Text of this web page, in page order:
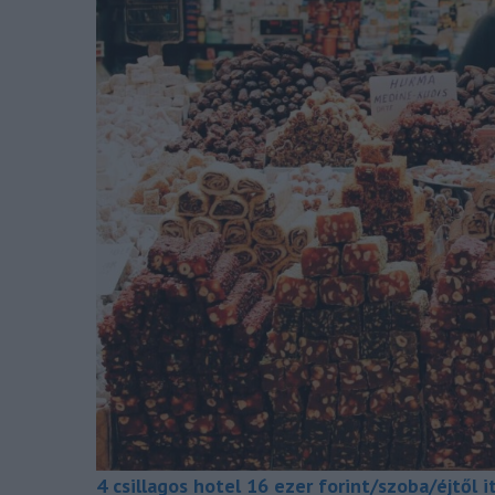
4 csillagos hotel 16 ezer forint/szoba/éjtől